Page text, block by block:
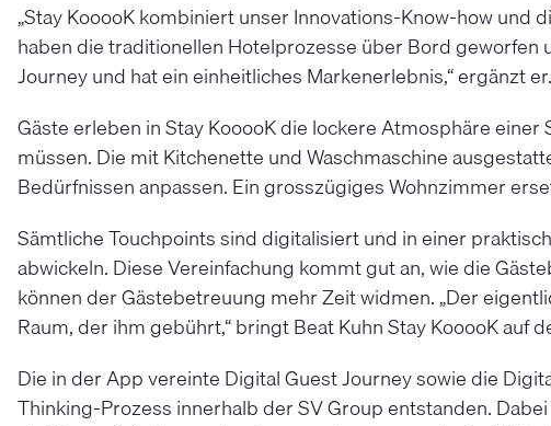
„Stay KooooK kombiniert unser Innovations-Know-how
haben die traditionellen Hotelprozesse über Bord geworfen
Journey und hat ein einheitliches Markenerlebnis,“ ergänzt er.
Gäste erleben in Stay KooooK die lockere Atmosphäre
müssen. Die mit Kitchenette und Waschmaschine
Bedürfnissen anpassen. Ein grosszügiges Wohnzimmer
Sämtliche Touchpoints sind digitalisiert und in einer
abwickeln. Diese Vereinfachung kommt gut an, wie die
können der Gästebetreuung mehr Zeit widmen. „Der
Raum, der ihm gebührt,“ bringt Beat Kuhn Stay KooooK auf
Die in der App vereinte Digital Guest Journey sowie die
Thinking-Prozess innerhalb der SV Group entstanden.